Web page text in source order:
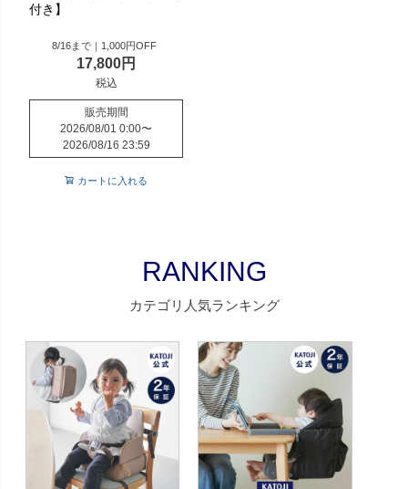
付き】
8/16まで｜1,000円OFF
17,800
税込
販売期間
2026/08/01 0:00〜
2026/08/16 23:59
カートに入れる
RANKING
カテゴリ人気ランキング